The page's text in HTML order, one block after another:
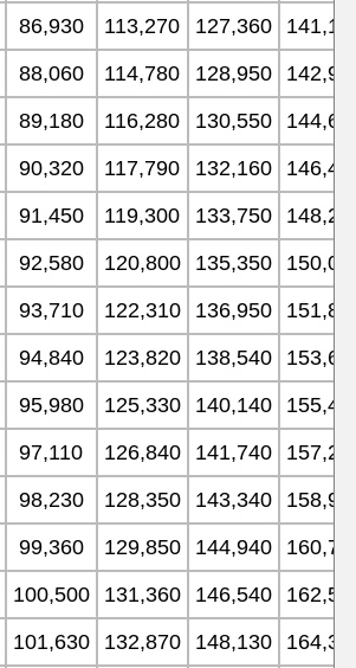
86,930 113,270 127,360
88,060 114,780 128,950
89,180 116,280 130,550
90,320 117,790 132,160
91,450 119,300 133,750
92,580 120,800 135,350
93,710 122,310 136,950
94,840 123,820 138,540
95,980 125,330 140,140
97,110 126,840 141,740
98,230 128,350 143,340
99,360 129,850 144,940
100,500 131,360 146,540
101,630 132,870 148,130